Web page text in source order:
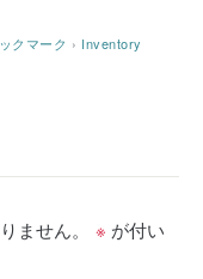
クマーク › Inventory
ません。 ※ が付い